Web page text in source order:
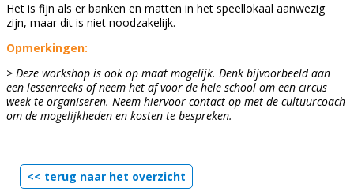
Het is fijn als er banken en matten in het speellokaal aanwezig
zijn, maar dit is niet noodzakelijk.
Opmerkingen:
> Deze workshop is ook op maat mogelijk. Denk bijvoorbeeld aan
een lessenreeks of neem het af voor de hele school om een circus
week te organiseren. Neem hiervoor contact op met de cultuurcoach
om de mogelijkheden en kosten te bespreken.
<< terug naar het overzicht